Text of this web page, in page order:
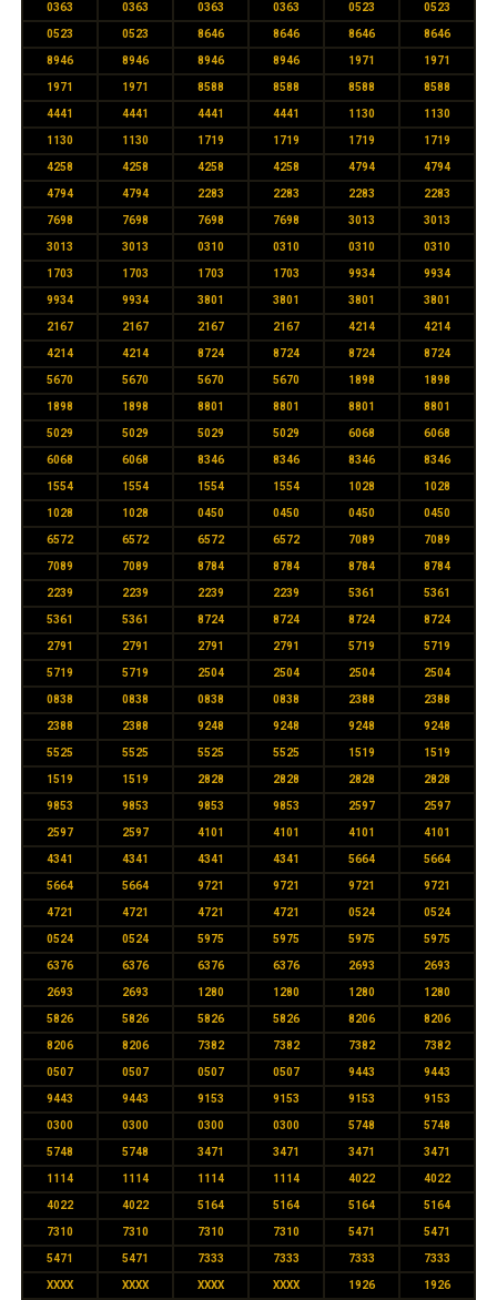
0363 0363 0363 0363 0523 0523
0523 0523 8646 8646 8646 8646
8946 8946 8946 8946 1971 1971
1971 1971 8588 8588 8588 8588
4441 4441 4441 4441 1130 1130
1130 1130 1719 1719 1719 1719
4258 4258 4258 4258 4794 4794
4794 4794 2283 2283 2283 2283
7698 7698 7698 7698 3013 3013
3013 3013 0310 0310 0310 0310
1703 1703 1703 1703 9934 9934
9934 9934 3801 3801 3801 3801
2167 2167 2167 2167 4214 4214
4214 4214 8724 8724 8724 8724
5670 5670 5670 5670 1898 1898
1898 1898 8801 8801 8801 8801
5029 5029 5029 5029 6068 6068
6068 6068 8346 8346 8346 8346
1554 1554 1554 1554 1028 1028
1028 1028 0450 0450 0450 0450
6572 6572 6572 6572 7089 7089
7089 7089 8784 8784 8784 8784
2239 2239 2239 2239 5361 5361
5361 5361 8724 8724 8724 8724
2791 2791 2791 2791 5719 5719
5719 5719 2504 2504 2504 2504
0838 0838 0838 0838 2388 2388
2388 2388 9248 9248 9248 9248
5525 5525 5525 5525 1519 1519
1519 1519 2828 2828 2828 2828
9853 9853 9853 9853 2597 2597
2597 2597 4101 4101 4101 4101
4341 4341 4341 4341 5664 5664
5664 5664 9721 9721 9721 9721
4721 4721 4721 4721 0524 0524
0524 0524 5975 5975 5975 5975
6376 6376 6376 6376 2693 2693
2693 2693 1280 1280 1280 1280
5826 5826 5826 5826 8206 8206
8206 8206 7382 7382 7382 7382
0507 0507 0507 0507 9443 9443
9443 9443 9153 9153 9153 9153
0300 0300 0300 0300 5748 5748
5748 5748 3471 3471 3471 3471
1114 1114 1114 1114 4022 4022
4022 4022 5164 5164 5164 5164
7310 7310 7310 7310 5471 5471
5471 5471 7333 7333 7333 7333
XXXX XXXX XXXX XXXX 1926 1926